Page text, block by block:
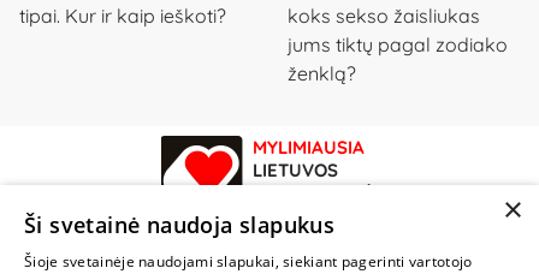
tipai. Kur ir kaip ieškoti?
koks sekso žaisliukas
jums tiktų pagal zodiako
ženklą?
MYLIMIAUSIA
LIETUVOS
ELEKTRONINĖ
PARDUOTUVĖ
×
Ši svetainė naudoja slapukus
Šioje svetainėje naudojami slapukai, siekiant pagerinti vartotojo